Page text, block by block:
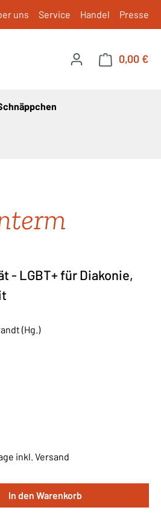
uns Service Handel Presse
0,00 €
- LGBT+ für Diakonie,
(Hg.)
inkl. Versand
Wert ein
In den Warenkorb